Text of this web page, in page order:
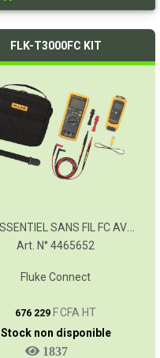
FLK-T3000FC KIT
Art. N° 4465652
Fluke Connect
676 229 F CFA HT
Stock non disponible
1837